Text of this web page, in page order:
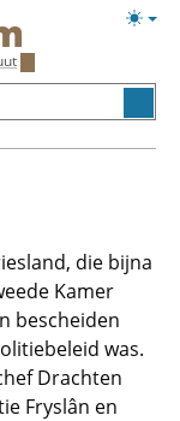
die bijna
Kamer
bescheiden
was.
Drachten
Fryslân en